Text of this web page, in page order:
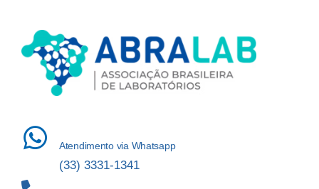
Atendimento via Whatsapp
(33) 3331-1341